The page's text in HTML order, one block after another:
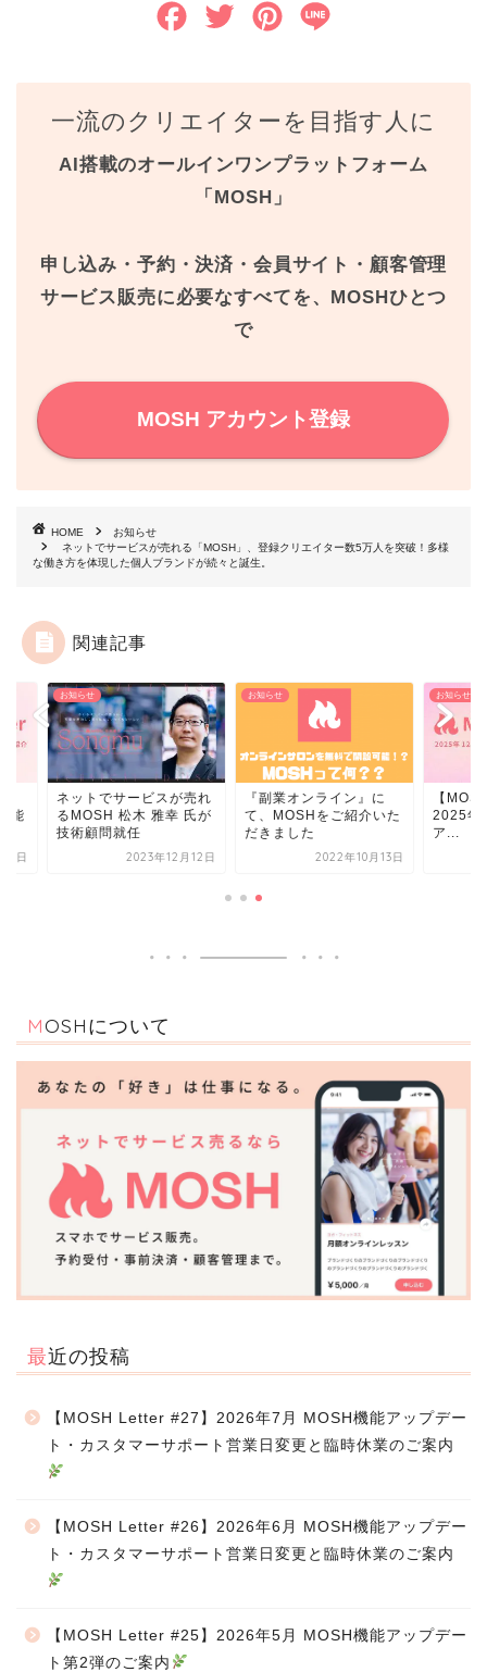
e
b
k
t
t
t
s
e
一流のクリエイターを目指す人に
AI搭載のオールインワンプラットフォーム
「MOSH」
申し込み・予約・決済・会員サイト・顧客管理
サービス販売に必要なすべてを、MOSHひとつ
で
MOSH アカウント登録
HOME
お知らせ
ネットでサービスが売れる「MOSH」、登録クリエイター数5万人を突破！多様
な働き方を体現した個人ブランドが続々と誕生。
関連記事
トでサービスが売れ
松木 雅幸 氏が
顧問就任
2023年12月12日
お知らせ
『副業オンライン』に
て、MOSHをご紹介いた
2022年10月13日
【MOSH Letter #20
2025年12月 MOSH
MOSHについて
最近の投稿
【MOSH Letter #27】2026年7月 MOSH機能アップデー
ト・カスタマーサポート営業日変更と臨時休業のご案内
【MOSH Letter #26】2026年6月 MOSH機能アップデー
ト・カスタマーサポート営業日変更と臨時休業のご案内
【MOSH Letter #25】2026年5月 MOSH機能アップデー
ト第2弾のご案内